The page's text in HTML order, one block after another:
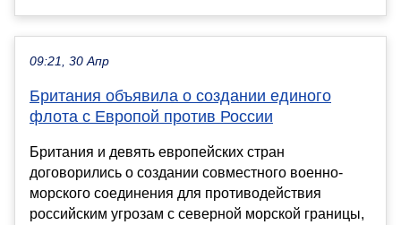
09:21, 30 Апр
Британия объявила о создании единого
флота с Европой против России
Британия и девять европейских стран
договорились о создании совместного военно-
морского соединения для противодействия
российским угрозам с северной морской границы,